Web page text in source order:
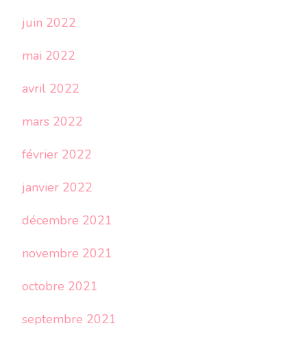
juin 2022
mai 2022
avril 2022
mars 2022
février 2022
janvier 2022
décembre 2021
novembre 2021
octobre 2021
septembre 2021